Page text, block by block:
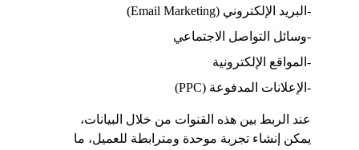
-البريد الإلكتروني (Email Marketing)
-وسائل التواصل الاجتماعي
-المواقع الإلكترونية
-الإعلانات المدفوعة (PPC)
عند الربط بين هذه القنوات من خلال البيانات،
يمكن إنشاء تجربة موحدة ومترابطة للعميل، ما